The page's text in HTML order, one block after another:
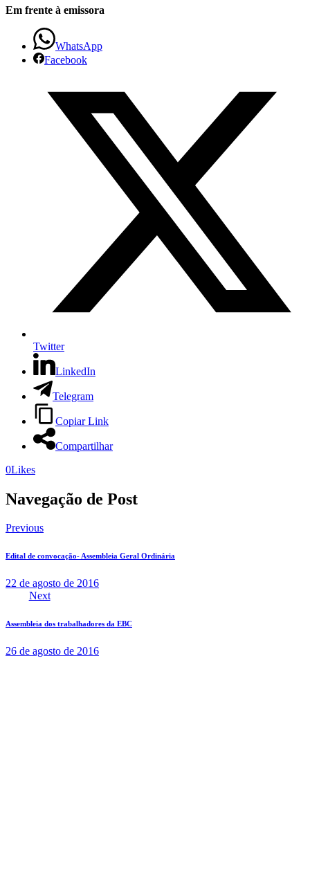
Em frente à emissora
WhatsApp
Facebook
Twitter
LinkedIn
Telegram
Copiar Link
Compartilhar
0Likes
Navegação de Post
Previous
Edital de convocação- Assembleia Geral Ordinária
22 de agosto de 2016
Next
Assembleia dos trabalhadores da EBC
26 de agosto de 2016